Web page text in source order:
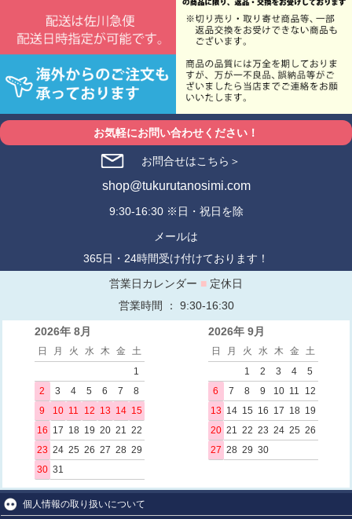
お気軽にお問い合わせください！
お問合せはこちら＞
shop@tukurutanosimi.com
9:30-16:30 ※日・祝日を除
メールは
365日・24時間受け付けております！
営業日カレンダー ■ 定休日
営業時間 ： 9:30-16:30
2026年 8月
日 月 火 水 木 金
土
1
2
3 4 5 6 7
8
9
10 11 12 13 14 15
16 17 18 19 20 21 22
23 24 25 26 27 28 29
30 31
2026年 9月
日 月 火 水 木 金
土
1
2 3 4
5
6
7 8 9 10 11
12
13 14 15 16 17 18 19
20 21 22 23 24 25 26
27 28 29 30
個人情報の取り扱いについて